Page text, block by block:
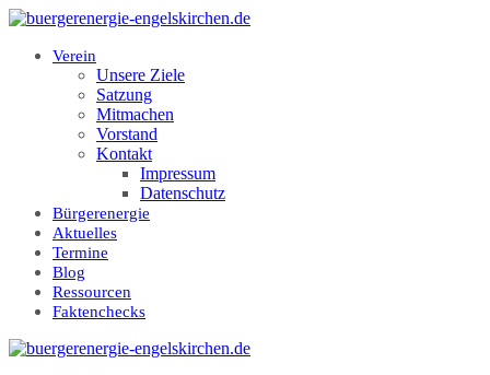
Zum
springenVerein
Unsere Ziele
Satzung
Mitmachen
Vorstand
Kontakt
Impressum
Datenschutz
Bürgerenergie
Aktuelles
Termine
Blog
Ressourcen
Faktenchecks